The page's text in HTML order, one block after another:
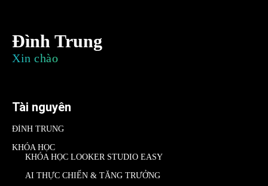
Đình Trung
Xin chào
Tài nguyên
ĐÌNH TRUNG
KHÓA HỌC
KHÓA HỌC LOOKER STUDIO EASY
AI THỰC CHIẾN & TĂNG TRƯỞNG